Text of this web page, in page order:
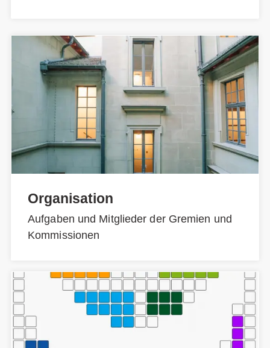
Organisation
Aufgaben und Mitglieder der Gremien und
Kommissionen